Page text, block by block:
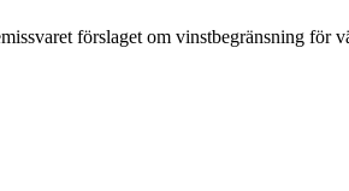
förslaget om vinstbegränsning för